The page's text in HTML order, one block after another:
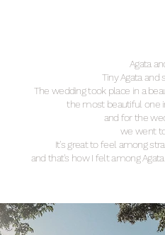
Agata
Tiny Agata and
The wedding took place in a
the most beautiful one
and for the
we went
It's great to feel among
and that's how I felt among